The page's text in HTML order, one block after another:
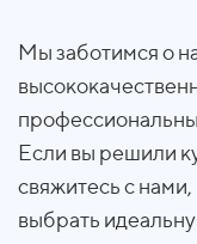
Мы заботимся о
Если вы решили
свяжитесь с
выбрать